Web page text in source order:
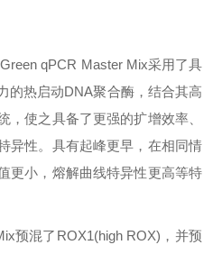
qPCR Master Mix采用了具
的热启动DNA聚合酶，结合其高
，使之具备了更强的扩增效率、
异性。具有起峰更早，在相同情
更小，熔解曲线特异性更高等特
预混了 ROX1(high ROX) ，并预